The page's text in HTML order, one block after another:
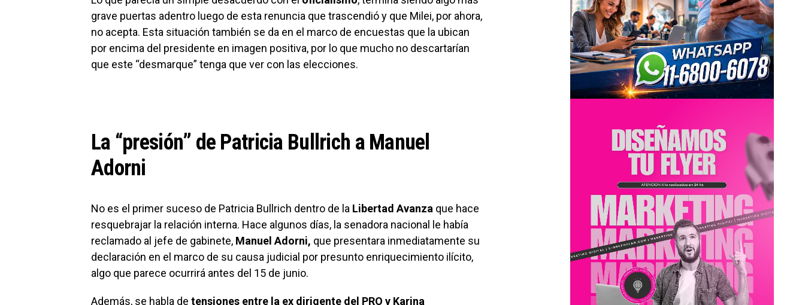
grave puertas adentro luego de esta renuncia que trascendió y que Milei, por ahora,
no acepta. Esta situación también se da en el marco de encuestas que la ubican
por encima del presidente en imagen positiva, por lo que mucho no descartarían
que este “desmarque” tenga que ver con las elecciones.
La “presión” de Patricia Bullrich a Manuel
Adorni
No es el primer suceso de Patricia Bullrich dentro de la Libertad Avanza que hace
resquebrajar la relación interna. Hace algunos días, la senadora nacional le había
reclamado al jefe de gabinete, Manuel Adorni, que presentara inmediatamente su
declaración en el marco de su causa judicial por presunto enriquecimiento ilícito,
algo que parece ocurrirá antes del 15 de junio.
Además, se habla de tensiones entre la ex dirigente del PRO y Karina